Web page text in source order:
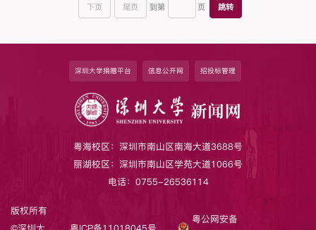
下页 尾页 到第 页 跳转
粤海校区：深圳市南山区南海大道3688号
丽湖校区：深圳市南山区学苑大道1066号
电话：0755-26536114
版权所有
粤公网安备
深圳大学捐赠平台 信息公开网 招投标管理